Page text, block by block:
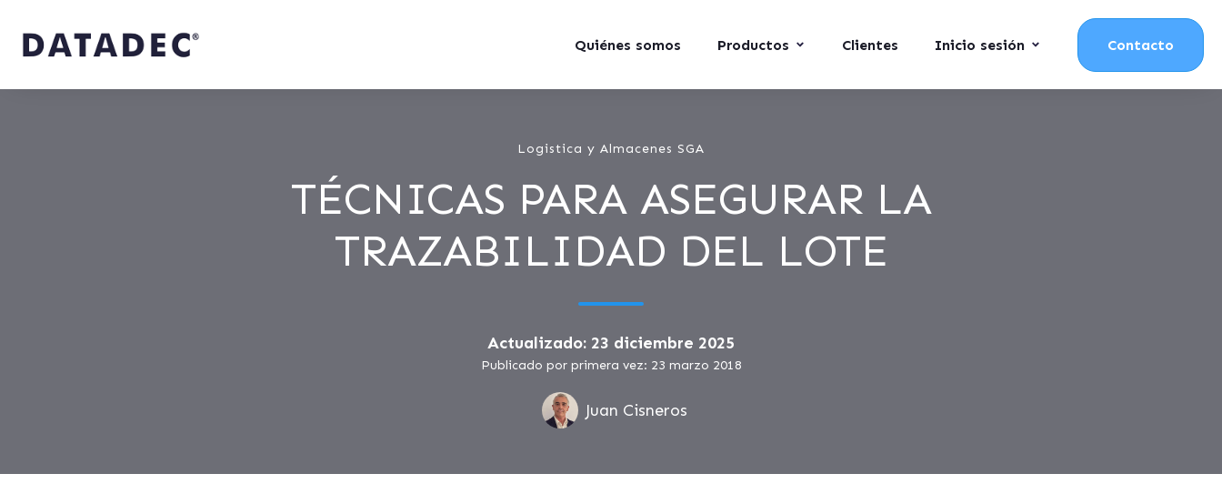
Quiénes somos Productos Clientes Inicio sesión Contacto
Logistica y Almacenes SGA
TÉCNICAS PARA ASEGURAR LA
TRAZABILIDAD DEL LOTE
Actualizado: 23 diciembre 2025
Publicado por primera vez: 23 marzo 2018
Juan Cisneros